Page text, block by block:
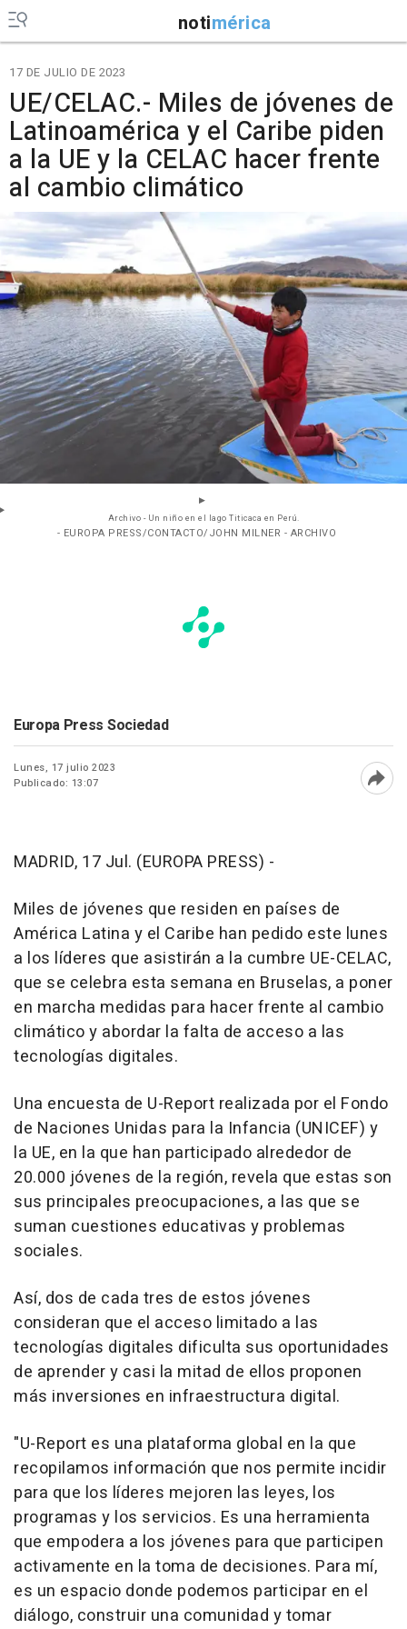
notimérica
17 DE JULIO DE 2023
UE/CELAC.- Miles de jóvenes de
Latinoamérica y el Caribe piden
a la UE y la CELAC hacer frente
al cambio climático
Archivo - Un niño en el lago Titicaca en Perú.
- EUROPA PRESS/CONTACTO/JOHN MILNER - ARCHIVO
Europa Press Sociedad
Lunes, 17 julio 2023
Publicado: 13:07
MADRID, 17 Jul. (EUROPA PRESS) -
Miles de jóvenes que residen en países de
América Latina y el Caribe han pedido este lunes
a los líderes que asistirán a la cumbre UE-CELAC,
que se celebra esta semana en Bruselas, a poner
en marcha medidas para hacer frente al cambio
climático y abordar la falta de acceso a las
tecnologías digitales.
Una encuesta de U-Report realizada por el Fondo
de Naciones Unidas para la Infancia (UNICEF) y
la UE, en la que han participado alrededor de
20.000 jóvenes de la región, revela que estas son
sus principales preocupaciones, a las que se
suman cuestiones educativas y problemas
sociales.
Así, dos de cada tres de estos jóvenes
consideran que el acceso limitado a las
tecnologías digitales dificulta sus oportunidades
de aprender y casi la mitad de ellos proponen
más inversiones en infraestructura digital.
"U-Report es una plataforma global en la que
recopilamos información que nos permite incidir
para que los líderes mejoren las leyes, los
programas y los servicios. Es una herramienta
que empodera a los jóvenes para que participen
activamente en la toma de decisiones. Para mí,
es un espacio donde podemos participar en el
diálogo, construir una comunidad y tomar